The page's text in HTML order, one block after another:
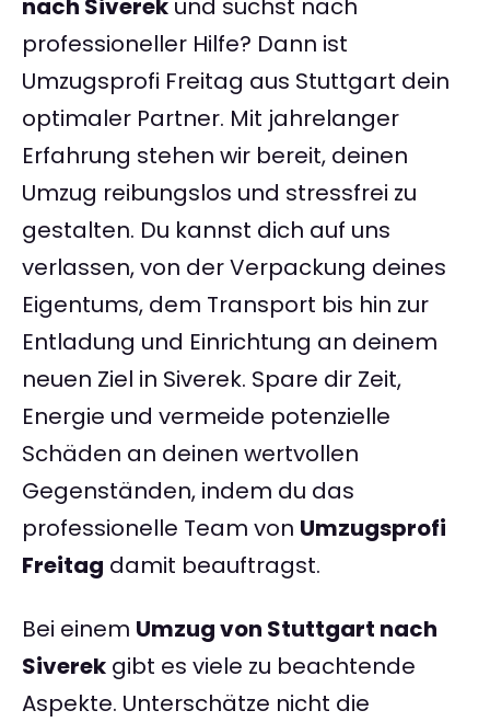
nach Siverek und suchst nach
professioneller Hilfe? Dann ist
Umzugsprofi Freitag aus Stuttgart dein
optimaler Partner. Mit jahrelanger
Erfahrung stehen wir bereit, deinen
Umzug reibungslos und stressfrei zu
gestalten. Du kannst dich auf uns
verlassen, von der Verpackung deines
Eigentums, dem Transport bis hin zur
Entladung und Einrichtung an deinem
neuen Ziel in Siverek. Spare dir Zeit,
Energie und vermeide potenzielle
Schäden an deinen wertvollen
Gegenständen, indem du das
professionelle Team von Umzugsprofi
Freitag damit beauftragst.
Bei einem Umzug von Stuttgart nach
Siverek gibt es viele zu beachtende
Aspekte. Unterschätze nicht die